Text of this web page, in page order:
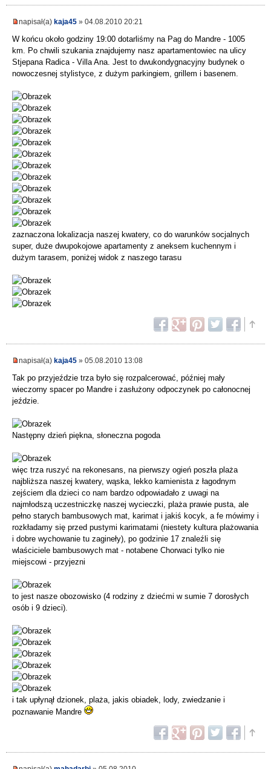
napisał(a) kaja45 » 04.08.2010 20:21
W końcu około godziny 19:00 dotarliśmy na Pag do Mandre - 1005
km. Po chwili szukania znajdujemy nasz apartamentowiec na ulicy
Stjepana Radica - Villa Ana. Jest to dwukondygnacyjny budynek o
nowoczesnej stylistyce, z dużym parkingiem, grillem i basenem.
zaznaczona lokalizacja naszej kwatery, co do warunków socjalnych
super, duże dwupokojowe apartamenty z aneksem kuchennym i
dużym tarasem, poniżej widok z naszego tarasu
napisał(a) kaja45 » 05.08.2010 13:08
Tak po przyjeździe trza było się rozpalcerować, później mały
wieczorny spacer po Mandre i zasłużony odpoczynek po całonocnej
jeździe.
Następny dzień piękna, słoneczna pogoda
więc trza ruszyć na rekonesans, na pierwszy ogień poszła plaża
najbliższa naszej kwatery, wąska, lekko kamienista z łagodnym
zejściem dla dzieci co nam bardzo odpowiadało z uwagi na
najmłodszą uczestniczkę naszej wycieczki, plaża prawie pusta, ale
pełno starych bambusowych mat, karimat i jakiś kocyk, a fe mówimy i
rozkładamy się przed pustymi karimatami (niestety kultura plażowania
i dobre wychowanie tu zagineły), po godzinie 17 znaleźli się
wlaściciele bambusowych mat - notabene Chorwaci tylko nie
miejscowi - przyjezni
to jest nasze obozowisko (4 rodziny z dziećmi w sumie 7 dorosłych
osób i 9 dzieci).
i tak upłynął dzionek, plaża, jakis obiadek, lody, zwiedzanie i
poznawanie Mandre